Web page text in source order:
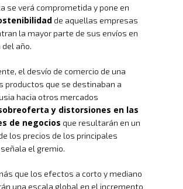
se verá comprometida y pone en
de aquellas empresas
la mayor parte de sus envíos en
año.
el desvío de comercio de una
productos que se destinaban a
hacia otros mercados
y distorsiones en las
de negocios que resultarán en un
los precios de los principales
el gremio.
que los efectos a corto y mediano
una escala global en el incremento